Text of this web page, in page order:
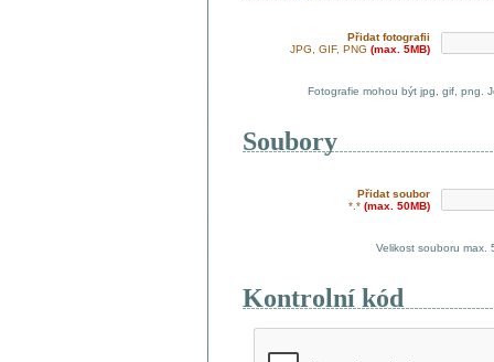
Přidat fotografii
JPG, GIF, PNG (max. 5MB)
Fotografie mohou být jpg, gif, png.
Soubory
Přidat soubor
*.* (max. 50MB)
Velikost souboru max.
Kontrolní kód